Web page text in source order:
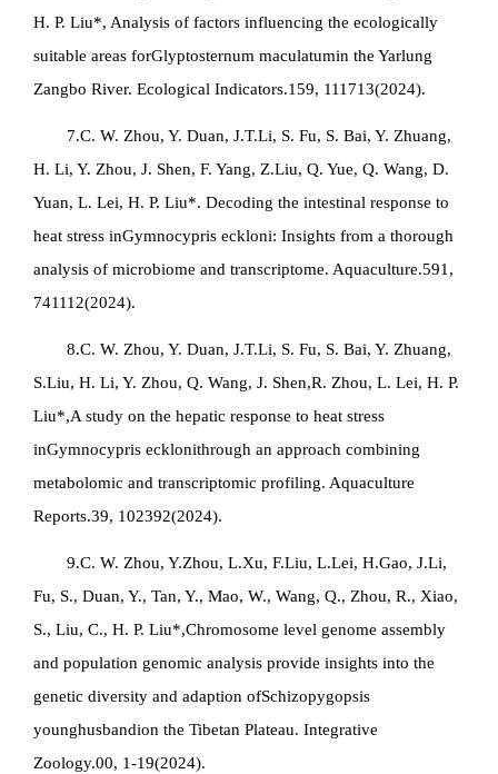
H. P. Liu*, Analysis of factors influencing the ecologically
suitable areas forGlyptosternum maculatumin the Yarlung
Zangbo River. Ecological Indicators.159, 111713(2024).
7.C. W. Zhou, Y. Duan, J.T.Li, S. Fu, S. Bai, Y. Zhuang,
H. Li, Y. Zhou, J. Shen, F. Yang, Z.Liu, Q. Yue, Q. Wang, D.
Yuan, L. Lei, H. P. Liu*. Decoding the intestinal response to
heat stress inGymnocypris eckloni: Insights from a thorough
analysis of microbiome and transcriptome. Aquaculture.591,
741112(2024).
8.C. W. Zhou, Y. Duan, J.T.Li, S. Fu, S. Bai, Y. Zhuang,
S.Liu, H. Li, Y. Zhou, Q. Wang, J. Shen,R. Zhou, L. Lei, H. P.
Liu*,A study on the hepatic response to heat stress
inGymnocypris ecklonithrough an approach combining
metabolomic and transcriptomic profiling. Aquaculture
Reports.39, 102392(2024).
9.C. W. Zhou, Y.Zhou, L.Xu, F.Liu, L.Lei, H.Gao, J.Li,
Fu, S., Duan, Y., Tan, Y., Mao, W., Wang, Q., Zhou, R., Xiao,
S., Liu, C., H. P. Liu*,Chromosome level genome assembly
and population genomic analysis provide insights into the
genetic diversity and adaption ofSchizopygopsis
younghusbandion the Tibetan Plateau. Integrative
Zoology.00, 1-19(2024).